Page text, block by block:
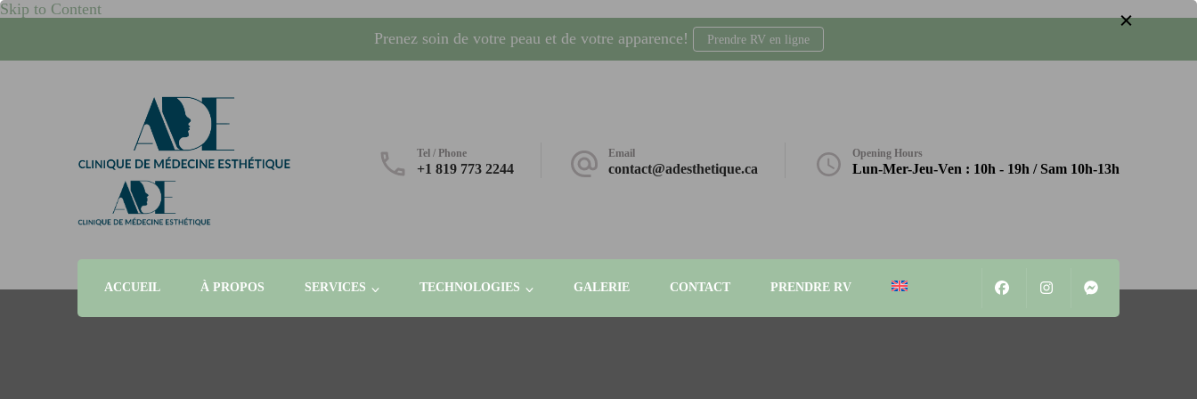
Skip to Content
Prenez soin de votre peau et de votre apparence!
Prendre RV en ligne
whcrand
Injections Botox, fillers, visage, technologies microneedling, laser, radio-fréquence. Gatineau, Plateau AGORA
Tel / Phone
+1 819 773 2244
Email
contact@adesthetique.ca
Opening Hours
Lun-Mer-Jeu-Ven : 10h - 19h / Sam 10h-13h
ACCUEIL À PROPOS SERVICES TECHNOLOGIES GALERIE CONTACT PRENDRE RV